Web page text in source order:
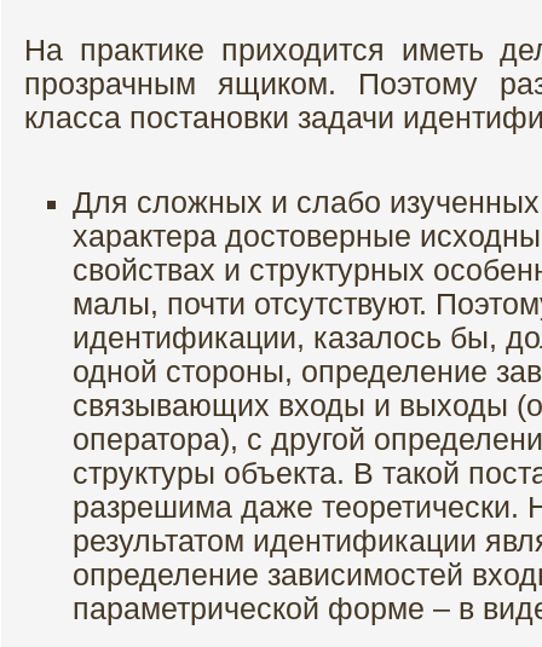
На практике приходится иметь
прозрачным ящиком. Поэтому
класса постановки задачи
Для сложных и слабо изученных
характера достоверные
свойствах и структурных
малы, почти отсутствуют.
идентификации, казалось бы,
одной стороны, определение
связывающих входы и выходы
оператора), с другой
структуры объекта. В такой
разрешима даже теоретически.
результатом идентификации
определение зависимостей
параметрической форме – в